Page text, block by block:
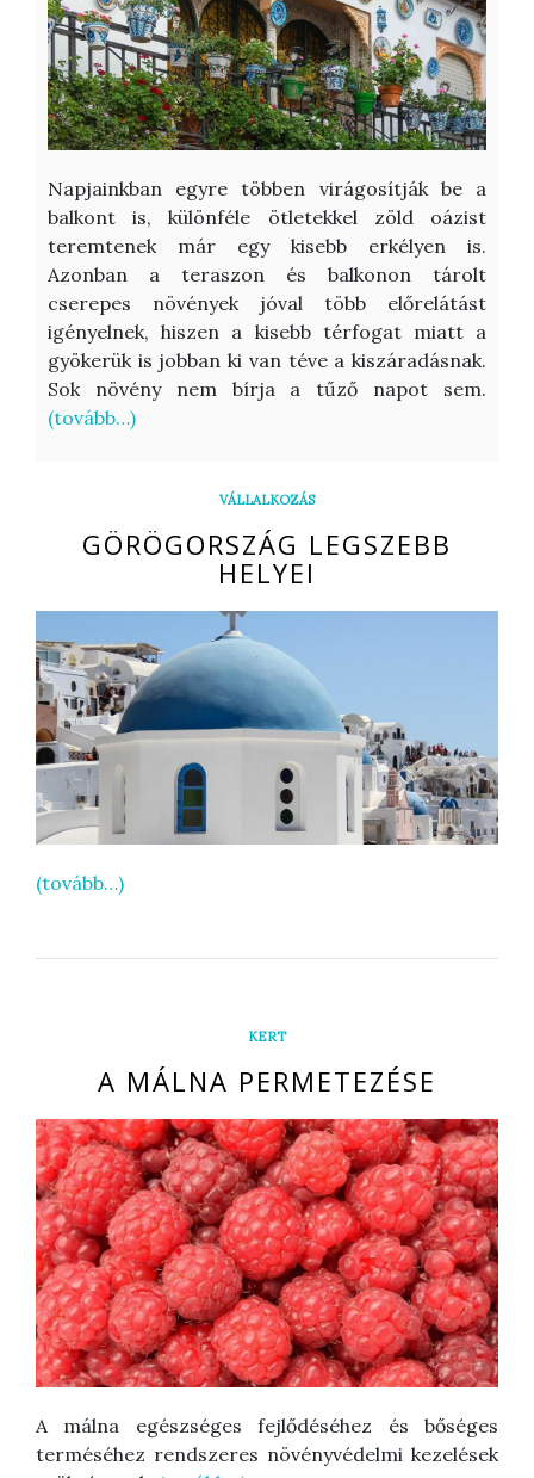
Napjainkban egyre többen virágosítják be a
balkont is, különféle ötletekkel zöld oázist
teremtenek már egy kisebb erkélyen is.
Azonban a teraszon és balkonon tárolt
cserepes növények jóval több előrelátást
igényelnek, hiszen a kisebb térfogat miatt a
gyökerük is jobban ki van téve a kiszáradásnak.
Sok növény nem bírja a tűző napot sem.
(tovább…)
VÁLLALKOZÁS
GÖRÖGORSZÁG LEGSZEBB
HELYEI
(tovább…)
KERT
A MÁLNA PERMETEZÉSE
A málna egészséges fejlődéséhez és bőséges
terméséhez rendszeres növényvédelmi kezelések